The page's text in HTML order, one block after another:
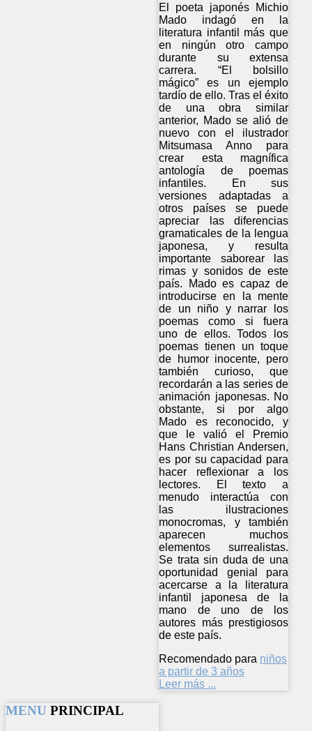
El poeta japonés Michio
Mado indagó en la
literatura infantil más que
en ningún otro campo
durante su extensa
carrera. “El bolsillo
mágico” es un ejemplo
tardío de ello. Tras el éxito
de una obra similar
anterior, Mado se alió de
nuevo con el ilustrador
Mitsumasa Anno para
crear esta magnífica
antología de poemas
infantiles. En sus
versiones adaptadas a
otros países se puede
apreciar las diferencias
gramaticales de la lengua
japonesa, y resulta
importante saborear las
rimas y sonidos de este
país. Mado es capaz de
introducirse en la mente
de un niño y narrar los
poemas como si fuera
uno de ellos. Todos los
poemas tienen un toque
de humor inocente, pero
también curioso, que
recordarán a las series de
animación japonesas. No
obstante, si por algo
Mado es reconocido, y
que le valió el Premio
Hans Christian Andersen,
es por su capacidad para
hacer reflexionar a los
lectores. El texto a
menudo interactúa con
las ilustraciones
monocromas, y también
aparecen muchos
elementos surrealistas.
Se trata sin duda de una
oportunidad genial para
acercarse a la literatura
infantil japonesa de la
mano de uno de los
autores más prestigiosos
de este país.
Recomendado para niños
a partir de 3 años
Leer más ...
MENU PRINCIPAL